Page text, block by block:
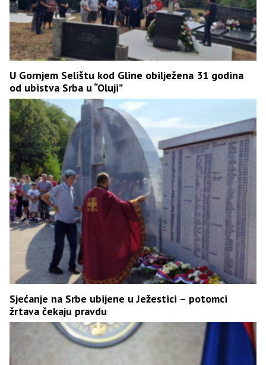
U Gornjem Selištu kod Gline obilježena 31 godina
od ubistva Srba u “Oluji”
Sjećanje na Srbe ubijene u Ježestici – potomci
žrtava čekaju pravdu